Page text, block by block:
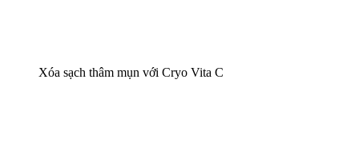
Xóa sạch thâm mụn với Cryo Vita C